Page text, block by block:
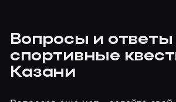
Вопросы и ответы
спортивные
Казани